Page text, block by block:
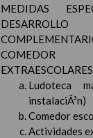
MEDIDAS
Ludoteca
instalaciÃ³n)
Comedor
Actividades